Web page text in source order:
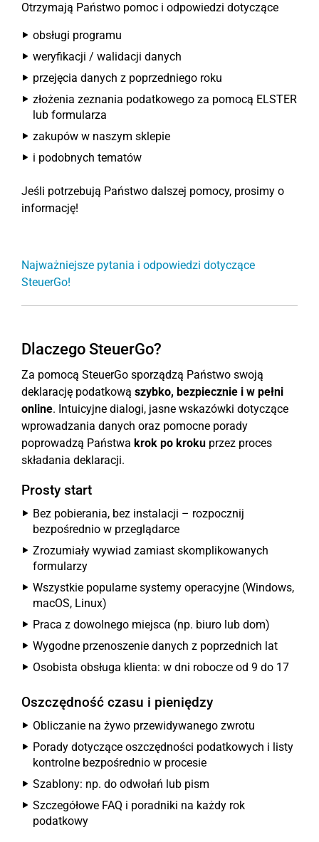
Otrzymają Państwo pomoc i odpowiedzi dotyczące
obsługi programu
weryfikacji / walidacji danych
przejęcia danych z poprzedniego roku
złożenia zeznania podatkowego za pomocą ELSTER
lub formularza
zakupów w naszym sklepie
i podobnych tematów
Jeśli potrzebują Państwo dalszej pomocy, prosimy o
informację!
Najważniejsze pytania i odpowiedzi dotyczące
SteuerGo!
Dlaczego SteuerGo?
Za pomocą SteuerGo sporządzą Państwo swoją
deklarację podatkową szybko, bezpiecznie i w pełni
online. Intuicyjne dialogi, jasne wskazówki dotyczące
wprowadzania danych oraz pomocne porady
poprowadzą Państwa krok po kroku przez proces
składania deklaracji.
Prosty start
Bez pobierania, bez instalacji – rozpocznij
bezpośrednio w przeglądarce
Zrozumiały wywiad zamiast skomplikowanych
formularzy
Wszystkie popularne systemy operacyjne (Windows,
macOS, Linux)
Praca z dowolnego miejsca (np. biuro lub dom)
Wygodne przenoszenie danych z poprzednich lat
Osobista obsługa klienta: w dni robocze od 9 do 17
Oszczędność czasu i pieniędzy
Obliczanie na żywo przewidywanego zwrotu
Porady dotyczące oszczędności podatkowych i listy
kontrolne bezpośrednio w procesie
Szablony: np. do odwołań lub pism
Szczegółowe FAQ i poradniki na każdy rok
podatkowy